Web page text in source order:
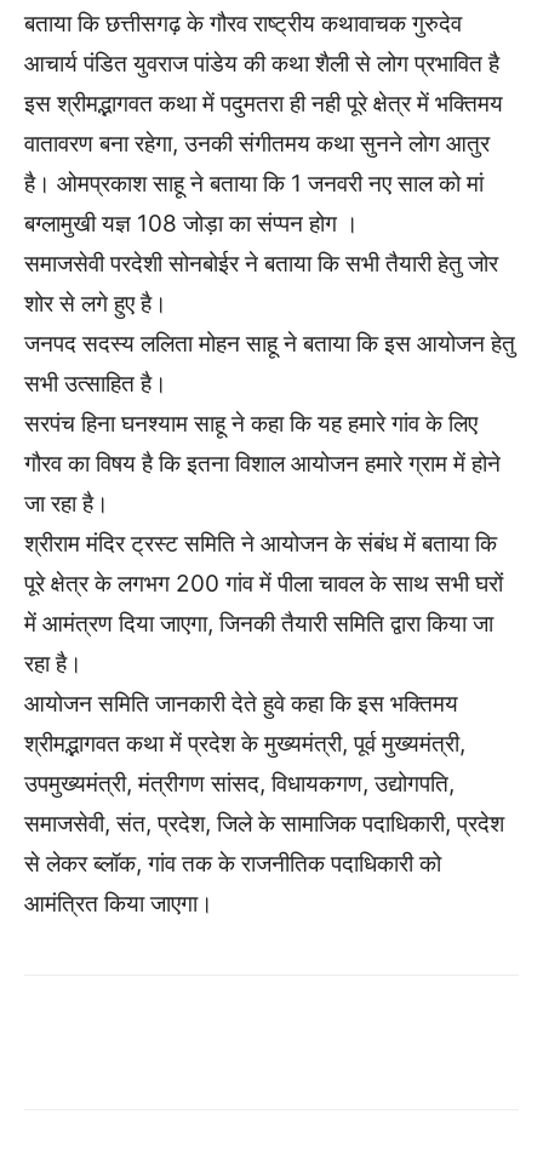
बताया कि छत्तीसगढ़ के गौरव राष्ट्रीय कथावाचक गुरुदेव
आचार्य पंडित युवराज पांडेय की कथा शैली से लोग प्रभावित है
इस श्रीमद्भागवत कथा में पदुमतरा ही नही पूरे क्षेत्र में भक्तिमय
वातावरण बना रहेगा, उनकी संगीतमय कथा सुनने लोग आतुर
है। ओमप्रकाश साहू ने बताया कि 1 जनवरी नए साल को मां
बग्लामुखी यज्ञ 108 जोड़ा का संप्पन होग ।
समाजसेवी परदेशी सोनबोईर ने बताया कि सभी तैयारी हेतु जोर
शोर से लगे हुए है।
जनपद सदस्य ललिता मोहन साहू ने बताया कि इस आयोजन हेतु
सभी उत्साहित है।
सरपंच हिना घनश्याम साहू ने कहा कि यह हमारे गांव के लिए
गौरव का विषय है कि इतना विशाल आयोजन हमारे ग्राम में होने
जा रहा है।
श्रीराम मंदिर ट्रस्ट समिति ने आयोजन के संबंध में बताया कि
पूरे क्षेत्र के लगभग 200 गांव में पीला चावल के साथ सभी घरों
में आमंत्रण दिया जाएगा, जिनकी तैयारी समिति द्वारा किया जा
रहा है।
आयोजन समिति जानकारी देते हुवे कहा कि इस भक्तिमय
श्रीमद्भागवत कथा में प्रदेश के मुख्यमंत्री, पूर्व मुख्यमंत्री,
उपमुख्यमंत्री, मंत्रीगण सांसद, विधायकगण, उद्योगपति,
समाजसेवी, संत, प्रदेश, जिले के सामाजिक पदाधिकारी, प्रदेश
से लेकर ब्लॉक, गांव तक के राजनीतिक पदाधिकारी को
आमंत्रित किया जाएगा।